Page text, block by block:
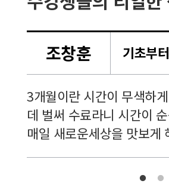
조창훈
3개월이란 시간이 무색하
데 벌써 수료라니 시간이
매일 새로운세상을 맛보게